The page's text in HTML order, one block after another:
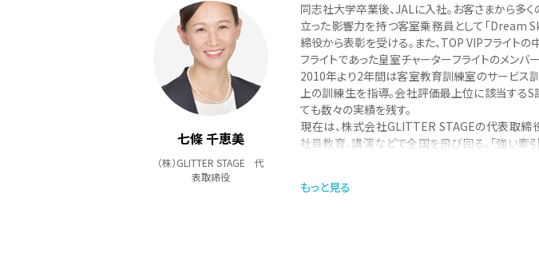
七條 千恵美
（株）GLITTER STAGE 代
表取締役
同志社大学卒業後、JALに入社。お客さまから多く
立った影響力を持つ客室乗務員として「Dream
締役から表彰を受ける。また、TOP VIPフライトの
フライトであった皇室チャーターフライトのメンバ
2010年より2年間は客室教育訓練室のサービス
上の訓練生を指導。会社評価最上位に該当する
ても数々の実績を残す。
現在は、株式会社GLITTER STAGEの代表取締
社員教育、講演などで全国を飛び回る。「強い牽
＜著書＞
もっと見る